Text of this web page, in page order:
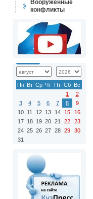
Вооружённые
конфликты
Пн Вт Ср Чт Пт Сб Вс
1
2
3
4 5 6 7 8
9
10 11 12 13 14 15
16
17 18 19 20 21 22
23
24 25 26 27 28 29
30
31